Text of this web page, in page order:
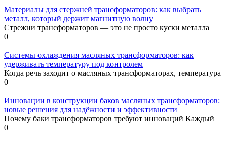
Материалы для стержней трансформаторов: как выбрать
металл, который держит магнитную волну
Стрежни трансформаторов — это не просто куски металла
0
Системы охлаждения масляных трансформаторов: как
удерживать температуру под контролем
Когда речь заходит о масляных трансформаторах, температура
0
Инновации в конструкции баков масляных трансформаторов:
новые решения для надёжности и эффективности
Почему баки трансформаторов требуют инноваций Каждый
0